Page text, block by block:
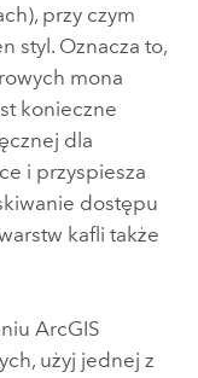
przy czym
styl. Oznacza to,
mona
konieczne
dla
i przyspiesza
dostępu
kafli także
ArcGIS
użyj jednej z